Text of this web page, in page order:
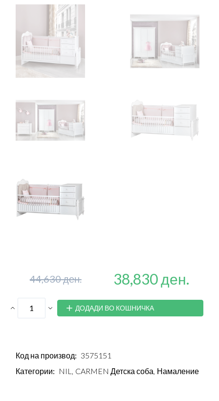
44,630 ден. 38,830 ден.
ДОДАДИ ВО КОШНИЧКА
Код на производ: 3575151
Категории: NIL, CARMEN Детска соба, Намаление